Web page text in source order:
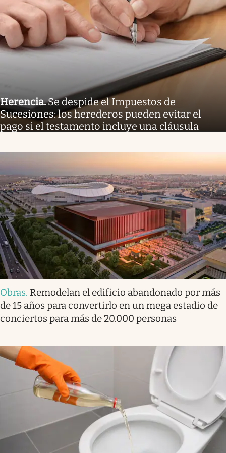
Herencia.Se despide el Impuestos de
Sucesiones: los herederos pueden evitar el
pago si el testamento incluye una cláusula
Obras. Remodelan el edificio abandonado por más
de 15 años para convertirlo en un mega estadio de
conciertos para más de 20.000 personas